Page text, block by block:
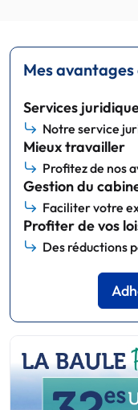
Mes
Services
Notre service
Mieux travailler
Profitez de nos
Gestion du
Faciliter votre
Profiter de vos
Des réductions